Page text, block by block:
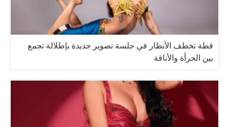
قطة تخطف الأنظار في جلسة تصوير جديدة بإطلالة تجمع
بين الجرأة والأناقة